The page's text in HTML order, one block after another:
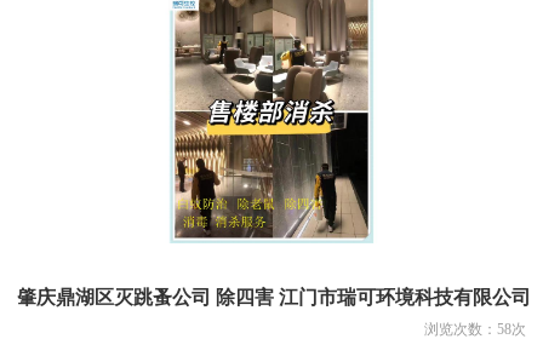
肇庆鼎湖区灭跳蚤公司 除四害 江门市瑞可环境科技有限公司
浏览次数： 58次